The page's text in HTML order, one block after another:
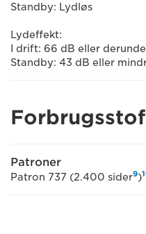
Standby: Lydløs
Lydeffekt:
I drift: 66 dB eller
Standby: 43 dB eller
Patroner
Patron 737 (2.400 sider9)